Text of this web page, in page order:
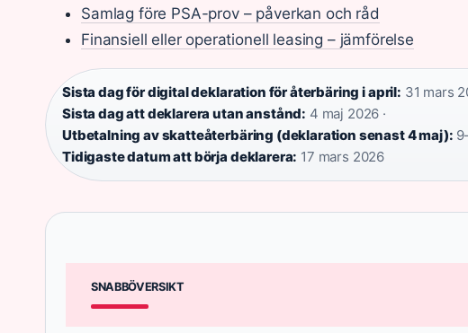
Samlag före PSA-prov – påverkan och råd
Finansiell eller operationell leasing – jämförelse
Sista dag för digital deklaration för återbäring i april: 31 mars
Sista dag att deklarera utan anstånd: 4 maj 2026 ·
Utbetalning av skatteåterbäring (deklaration senast 4 maj):
Tidigaste datum att börja deklarera: 17 mars 2026
SNABBÖVERSIKT